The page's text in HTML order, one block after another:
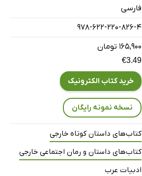
فارسی
978-622-220-826-4
۱۶۵,۹۰۰ تومان
€3.49
خرید کتاب الکترونیک
نسخه نمونه رایگان
کتاب‌های داستان کوتاه خارجی
کتاب‌های داستان و رمان اجتماعی خارجی
ادبیات عرب